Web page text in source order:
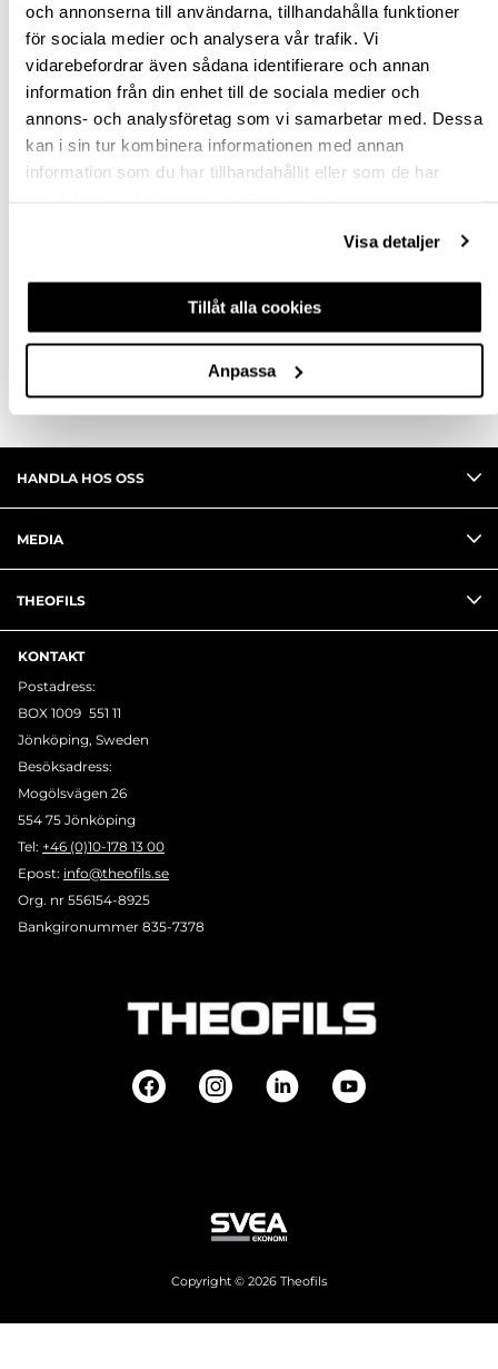
och annonserna till användarna, tillhandahålla funktioner
för sociala medier och analysera vår trafik. Vi
vidarebefordrar även sådana identifierare och annan
information från din enhet till de sociala medier och
annons- och analysföretag som vi samarbetar med. Dessa
kan i sin tur kombinera informationen med annan
information som du har tillhandahållit eller som de har
Visa detaljer
Tillåt alla cookies
Anpassa
VÄLJ VARIANT
Snabba leveranser
Hämta i butik
Ledande leverantör i Sverige
RECENSIONER
HANDLA HOS OSS
MEDIA
THEOFILS
KONTAKT
Postadress:
BOX 1009 551 11
Jönköping, Sweden
Besöksadress:
Mogölsvägen 26
554 75 Jönköping
Tel: +46 (0)10-178 13 00
Epost: info@theofils.se
Org. nr 556154-8925
Bankgironummer 835-7378
Copyright © 2026 Theofils